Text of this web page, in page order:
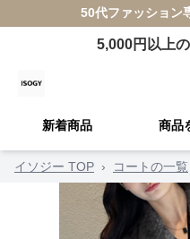
50代ファッション
5,000円以上
新着商品 商品
イソジー TOP › コートの一覧